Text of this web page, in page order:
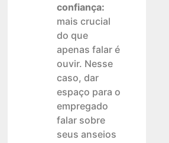
confiança:
mais crucial
do que
apenas falar é
ouvir. Nesse
caso, dar
espaço para o
empregado
falar sobre
seus anseios